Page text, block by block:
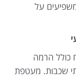
על
כולל הרמה
שכבות. מעטפת